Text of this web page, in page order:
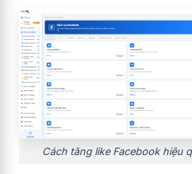
Cách tăng like Facebook hiệu